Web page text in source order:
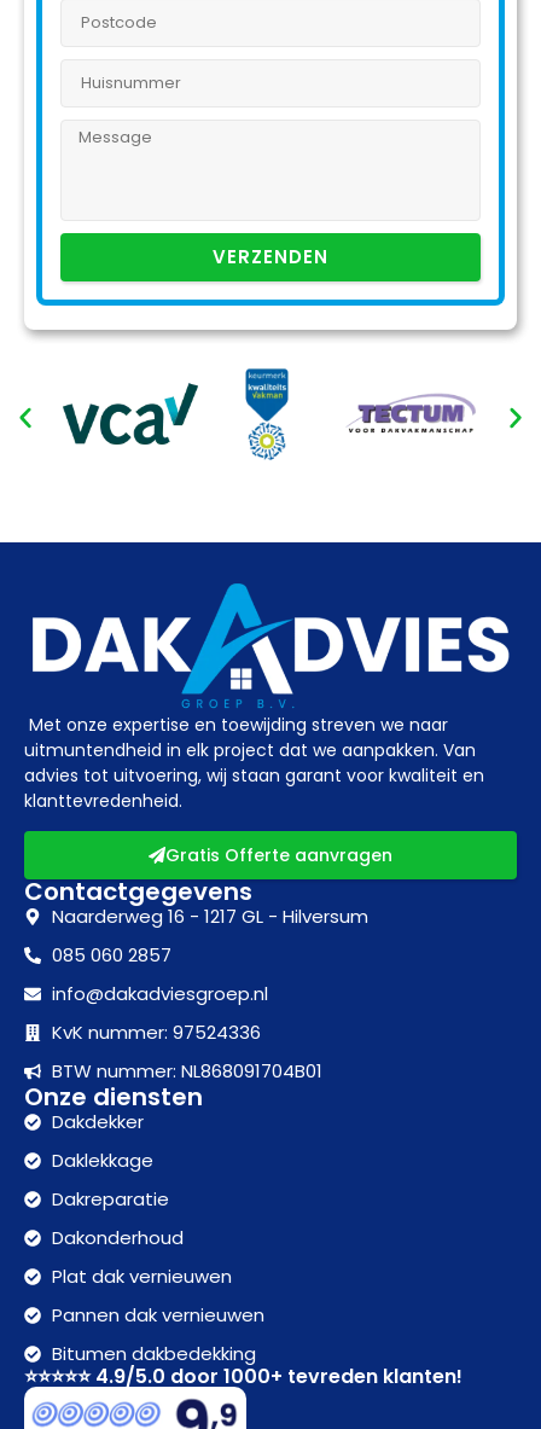
VERZENDEN
Met onze expertise en toewijding streven we naar
uitmuntendheid in elk project dat we aanpakken. Van
advies tot uitvoering, wij staan garant voor kwaliteit en
klanttevredenheid.
Gratis Offerte aanvragen
Contactgegevens
Naarderweg 16 - 1217 GL - Hilversum
085 060 2857
info@dakadviesgroep.nl
KvK nummer: 97524336
BTW nummer: NL868091704B01
Onze diensten
Dakdekker
Daklekkage
Dakreparatie
Dakonderhoud
Plat dak vernieuwen
Pannen dak vernieuwen
Bitumen dakbedekking
⭐⭐⭐⭐⭐ 4.9/5.0 door 1000+ tevreden klanten!